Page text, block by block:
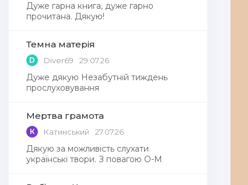
Дуже гарна книга, дуже гарно
прочитана. Дякую!
Темна матерія
D Diver69 29.07.26
Дуже дякую Незабутній тиждень
прослуховування
Мертва грамота
К Катинський 27.07.26
Дякую за можливість слухати
українські твори. З повагою О-М